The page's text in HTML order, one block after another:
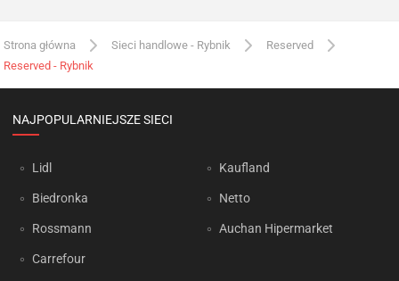
Strona główna Sieci handlowe - Rybnik
Reserved
Reserved - Rybnik
NAJPOPULARNIEJSZE SIECI
Lidl
Biedronka
Rossmann
Carrefour
Kaufland
Netto
Auchan Hipermarket